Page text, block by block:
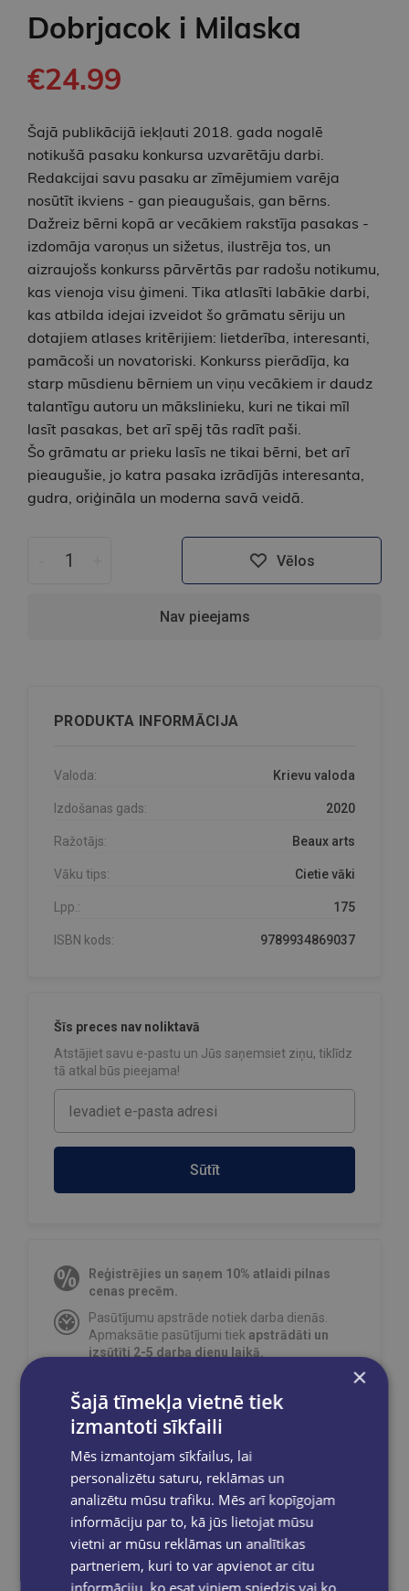
Dobrjacok i Milaska
€24.99
Šajā publikācijā iekļauti 2018. gada nogalē
notikušā pasaku konkursa uzvarētāju darbi.
Redakcijai savu pasaku ar zīmējumiem varēja
nosūtīt ikviens - gan pieaugušais, gan bērns.
Dažreiz bērni kopā ar vecākiem rakstīja pasakas -
izdomāja varoņus un sižetus, ilustrēja tos, un
aizraujošs konkurss pārvērtās par radošu notikumu,
kas vienoja visu ģimeni. Tika atlasīti labākie darbi,
kas atbilda idejai izveidot šo grāmatu sēriju un
dotajiem atlases kritērijiem: lietderība, interesanti,
pamācoši un novatoriski. Konkurss pierādīja, ka
starp mūsdienu bērniem un viņu vecākiem ir daudz
talantīgu autoru un mākslinieku, kuri ne tikai mīl
lasīt pasakas, bet arī spēj tās radīt paši.
Šo grāmatu ar prieku lasīs ne tikai bērni, bet arī
pieaugušie, jo katra pasaka izrādījās interesanta,
gudra, oriģināla un moderna savā veidā.
Vēlos
Nav pieejams
PRODUKTA INFORMĀCIJA
Valoda: Krievu valoda
Izdošanas gads: 2020
Ražotājs: Beaux arts
Vāku tips: Cietie vāki
Lpp.: 175
ISBN kods: 9789934869037
Šīs preces nav noliktavā
Atstājiet savu e-pastu un Jūs saņemsiet ziņu, tiklīdz
tā atkal būs pieejama!
Sūtīt
Reģistrējies un saņem 10% atlaidi pilnas
cenas precēm.
Pasūtījumu apstrāde notiek darba dienās.
Apmaksātie pasūtījumi tiek apstrādāti un
izsūtīti 2-5 darba dienu laikā.
pakomātiem Latvijāpasūtījumiem no €40.00.
Bezmaksas piegāde jebkurā GLOBUSS
pasūtījums būs gatavs saņemšanai, saņemsi
e-pastu un/ vai SMS.
Dalies sociālajos tīklos:
×
Šajā tīmekļa vietnē tiek
izmantoti sīkfaili
Mēs izmantojam sīkfailus, lai
personalizētu saturu, reklāmas un
analizētu mūsu trafiku. Mēs arī kopīgojam
informāciju par to, kā jūs lietojat mūsu
vietni ar mūsu reklāmas un analītikas
partneriem, kuri to var apvienot ar citu
informāciju, ko esat viņiem sniedzis vai ko